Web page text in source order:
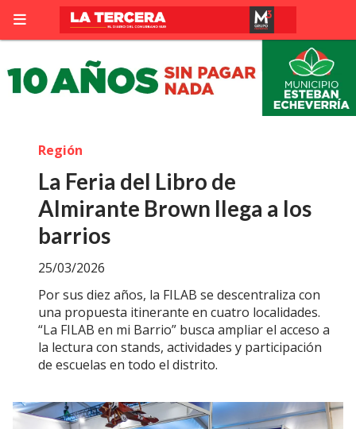
La Feria del Libro de
Almirante Brown llega a los
barrios
Por sus diez años, la FILAB se descentraliza con
una propuesta itinerante en cuatro localidades.
“La FILAB en mi Barrio” busca ampliar el acceso a
la lectura con stands, actividades y participación
de escuelas en todo el distrito.
Región
25/03/2026